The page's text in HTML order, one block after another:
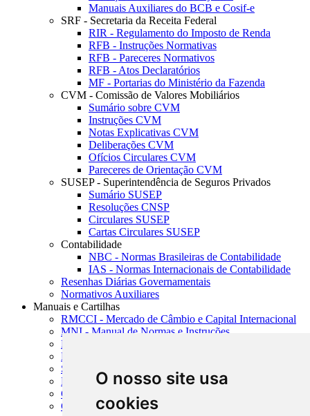
O nosso site usa
cookies
Manuais Auxiliares do BCB e Cosif-e
SRF - Secretaria da Receita Federal
RIR - Regulamento do Imposto de Renda
RFB - Instruções Normativas
RFB - Pareceres Normativos
RFB - Atos Declaratórios
MF - Portarias do Ministério da Fazenda
CVM - Comissão de Valores Mobiliários
Sumário sobre CVM
Instruções CVM
Notas Explicativas CVM
Deliberações CVM
Ofícios Circulares CVM
Pareceres de Orientação CVM
SUSEP - Superintendência de Seguros Privados
Sumário SUSEP
Resoluções CNSP
Circulares SUSEP
Cartas Circulares SUSEP
Contabilidade
NBC - Normas Brasileiras de Contabilidade
IAS - Normas Internacionais de Contabilidade
Resenhas Diárias Governamentais
Normativos Auxiliares
Manuais e Cartilhas
RMCCI - Mercado de Câmbio e Capital Internacional
MNI - Manual de Normas e Instruções
MTVM - Manual de Títulos e Valores Mobiliários
MCR - Manual de Crédito Rural
SISORF - Manual de Organização do SFN
MASUP - Manual de Supervisão Bancária
CADOC - Catálogo de Documentos
CNAE-CONCLA - Classificação Nacional de